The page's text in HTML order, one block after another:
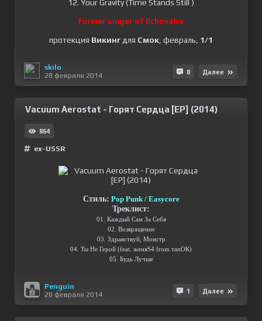
12. Your Gravity (Time Stands Still )
former singer of Echovalve
протекция Викинг для Смок , февраль, 1/1
skilo
28 февраля 2014
8 Далее
Vacuum Aerostat - Горят Сердца [EP] (2014)
864
ex-USSR
Стиль: Pop Punk / Easycore
Треклист:
01. Каждый Сам За Себя
02. Возвращение
03. Здравствуй, Монстр
04. Ты Не Герой (feat. женяS4 from тапОК)
05. Будь Лучше
Penguin
28 февраля 2014
1 Далее